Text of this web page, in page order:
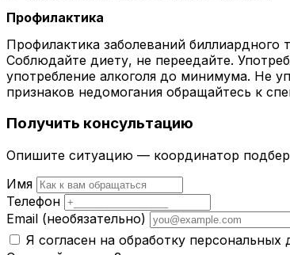
Профилактика
Профилактика заболеваний биллиардного
Соблюдайте диету, не переедайте.
употребление алкоголя до минимума. Не
признаков недомогания обращайтесь к
Получить консультацию
Опишите ситуацию — координатор
Имя
Телефон
Email (необязательно)
Я согласен на обработку